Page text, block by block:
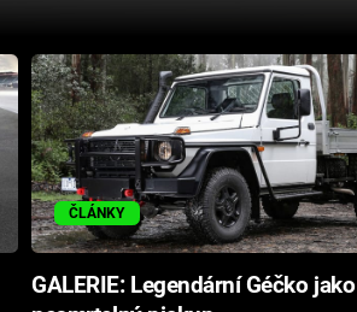
ČLÁNKY
GALERIE: Legendární Géčko jako